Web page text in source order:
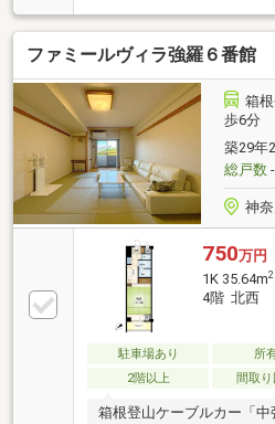
ファミールヴィラ強羅６番館
箱
歩6分
築29年
総戸数-
神
750万円
1K 35.64m2
4階 北西
駐車場あり 所
2階以上
間取り
箱根登山ケーブルカー「